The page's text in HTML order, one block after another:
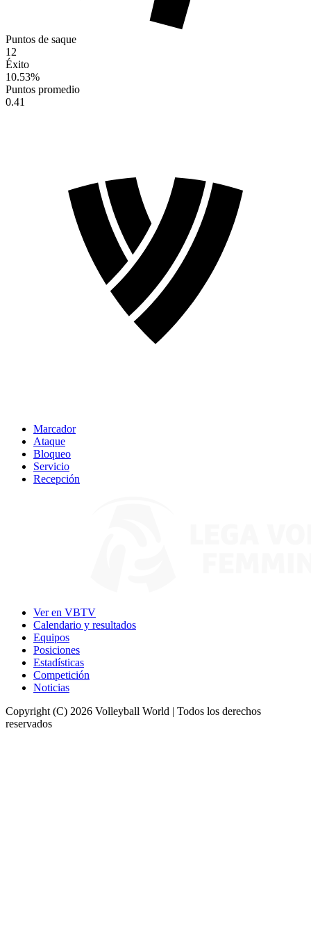
Puntos de saque
12
Éxito
10.53%
Puntos promedio
0.41
Marcador
Ataque
Bloqueo
Servicio
Recepción
Ver en VBTV
Calendario y resultados
Equipos
Posiciones
Estadísticas
Competición
Noticias
Copyright (C) 2026 Volleyball World | Todos los derechos
reservados